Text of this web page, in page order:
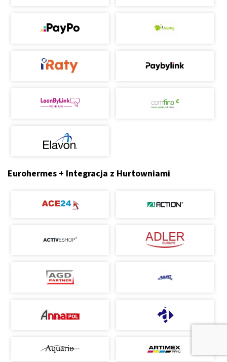
Eurohermes + Integracja z Hurtowniami